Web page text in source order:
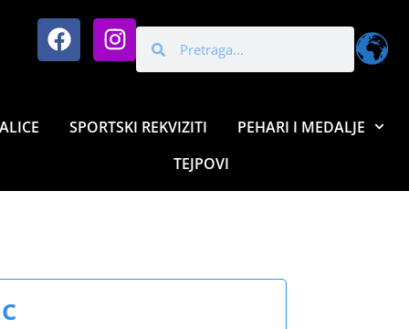
SPORTSKI REKVIZITI
PEHARI I MEDALJE
TEJPOVI